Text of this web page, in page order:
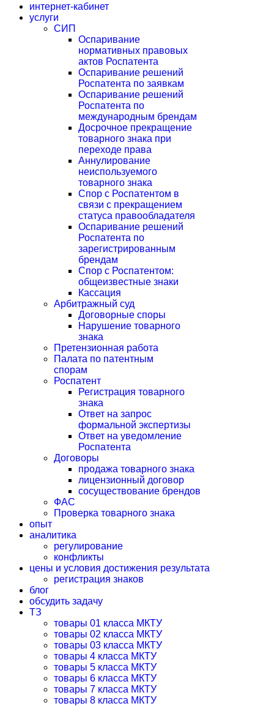
интернет-кабинет
услуги
СИП
Оспаривание
нормативных правовых
актов Роспатента
Оспаривание решений
Роспатента по заявкам
Оспаривание решений
Роспатента по
международным брендам
Досрочное прекращение
товарного знака при
переходе права
Аннулирование
неиспользуемого
товарного знака
Спор с Роспатентом в
связи с прекращением
статуса правообладателя
Оспаривание решений
Роспатента по
зарегистрированным
брендам
Спор с Роспатентом:
общеизвестные знаки
Кассация
Арбитражный суд
Договорные споры
Нарушение товарного
знака
Претензионная работа
Палата по патентным
спорам
Роспатент
Регистрация товарного
знака
Ответ на запрос
формальной экспертизы
Ответ на уведомление
Роспатента
Договоры
продажа товарного знака
лицензионный договор
сосуществование брендов
ФАС
Проверка товарного знака
опыт
аналитика
регулирование
конфликты
цены и условия достижения результата
регистрация знаков
блог
обсудить задачу
ТЗ
товары 01 класса МКТУ
товары 02 класса МКТУ
товары 03 класса МКТУ
товары 4 класса МКТУ
товары 5 класса МКТУ
товары 6 класса МКТУ
товары 7 класса МКТУ
товары 8 класса МКТУ